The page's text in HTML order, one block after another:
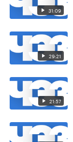
31:09
29:21
21:57